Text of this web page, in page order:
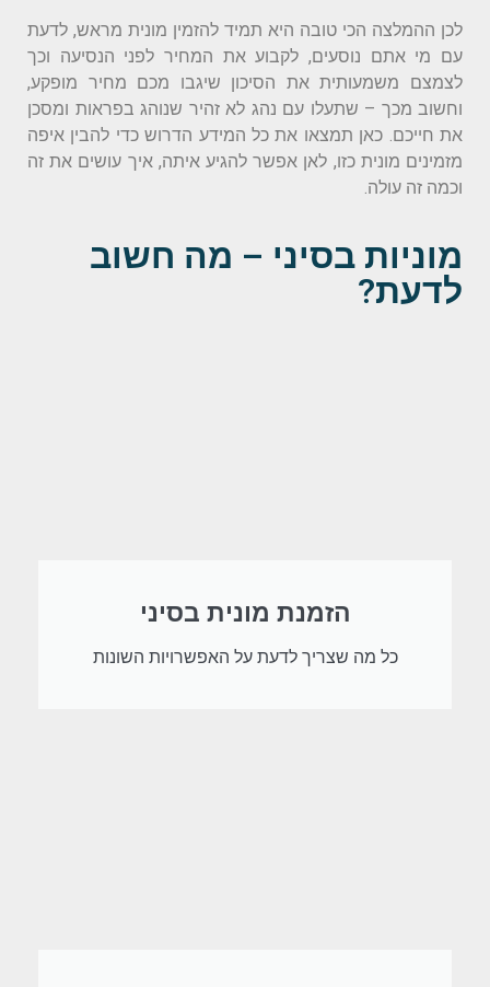
לכן ההמלצה הכי טובה היא תמיד להזמין מונית מראש, לדעת
עם מי אתם נוסעים, לקבוע את המחיר לפני הנסיעה וכך
לצמצם משמעותית את הסיכון שיגבו מכם מחיר מופקע,
וחשוב מכך – שתעלו עם נהג לא זהיר שנוהג בפראות ומסכן
את חייכם. כאן תמצאו את כל המידע הדרוש כדי להבין איפה
מזמינים מונית כזו, לאן אפשר להגיע איתה, איך עושים את זה
וכמה זה עולה.
מוניות בסיני – מה חשוב
לדעת?
הזמנת מונית בסיני
כל מה שצריך לדעת על האפשרויות השונות